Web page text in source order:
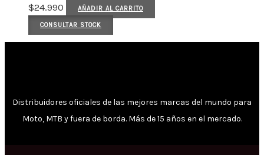
$24.990 AÑADIR AL CARRITO
CONSULTAR STOCK
Distribuidores oficiales de las mejores marcas del mundo para
Moto, MTB y fuera de borda. Más de 15 años en el mercado.